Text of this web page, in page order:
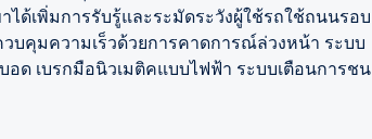
ด้เพิ่มการรับรู้และระมัดระวังผู้ใช้รถใช้ถนนรอบ
บคุมความเร็วด้วยการคาดการณ์ล่วงหน้า ระบบ
ด เบรกมือนิวเมติคแบบไฟฟ้า ระบบเตือนการชน